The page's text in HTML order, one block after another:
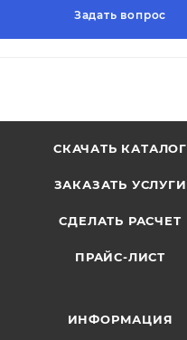
СКАЧАТЬ КАТАЛОГ
ЗАКАЗАТЬ УСЛУГИ
СДЕЛАТЬ РАСЧЕТ
ПРАЙС-ЛИСТ
ИНФОРМАЦИЯ